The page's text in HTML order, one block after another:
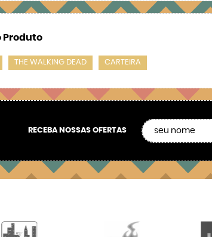
Produto
THE WALKING DEAD CARTEIRA
RECEBA NOSSAS OFERTAS